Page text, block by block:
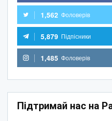
1,562 Фоловерів
5,879 Підпісники
1,485 Фоловерів
Підтримай нас на